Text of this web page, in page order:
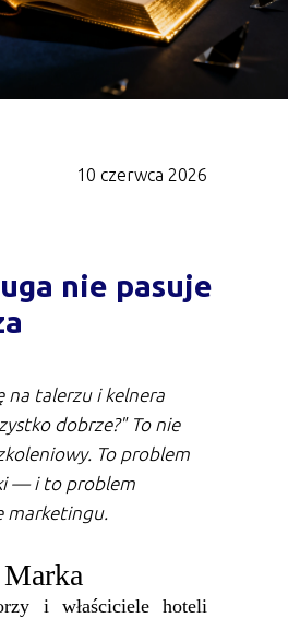
10 czerwca 2026
nie pasuje
na talerzu i kelnera
dobrze?" To nie
To problem
— i to problem
marketingu.
Marka
i właściciele hoteli